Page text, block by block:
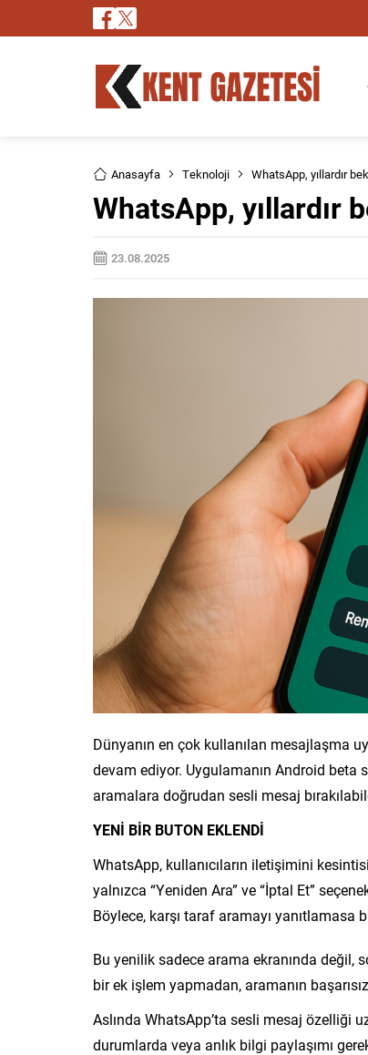
Anasayfa Teknoloji WhatsApp, yıllardır
WhatsApp, yıllardır
23.08.2025
Dünyanın en çok kullanılan mesajlaşma
devam ediyor. Uygulamanın Android beta
aramalara doğrudan sesli mesaj
YENİ BİR BUTON EKLENDİ
WhatsApp, kullanıcıların iletişimini
yalnızca “Yeniden Ara” ve “İptal Et”
Böylece, karşı taraf aramayı yanıtlamasa
Bu yenilik sadece arama ekranında değil,
bir ek işlem yapmadan, aramanın
Aslında WhatsApp’ta sesli mesaj özelliği
durumlarda veya anlık bilgi paylaşımı